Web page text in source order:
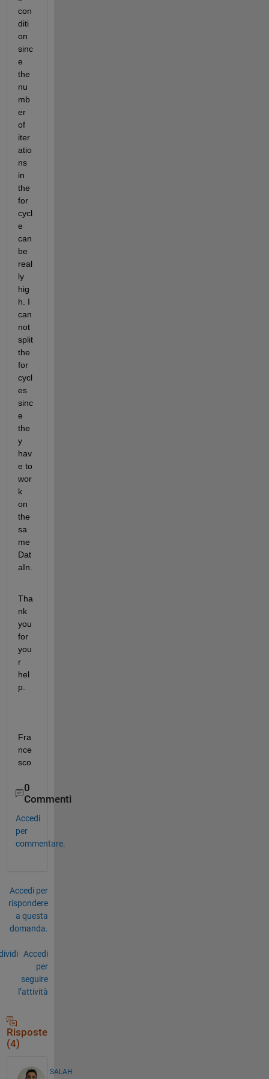
con
diti
on
sinc
e
the
nu
mb
er
of
iter
atio
ns
in
the
for
cycl
e
can
be
real
ly
hig
h. I
can
not
split
the
for
cycl
es
sinc
e
the
y
hav
e to
wor
k
on
the
sa
me
Dat
Tha
nk
you
for
you
r
hel
p.
Fra
nce
sco
0
Commenti
Accedi
per
commentare.
Accedi per
rispondere
a questa
domanda.
Accedi
per
seguire
l’attività
Risposte
(4)
SALAH